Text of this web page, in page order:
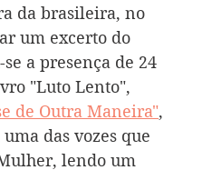
da brasileira, no
um excerto do
a presença de 24
"Luto Lento",
de Outra Maneira",
das vozes que
lendo um